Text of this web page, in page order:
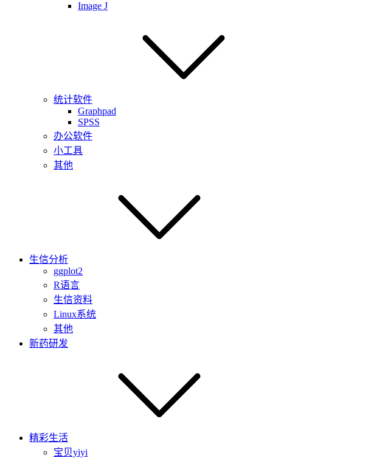
Image J
统计软件
Graphpad
SPSS
办公软件
小工具
其他
生信分析
ggplot2
R语言
生信资料
Linux系统
其他
新药研发
精彩生活
宝贝yiyi